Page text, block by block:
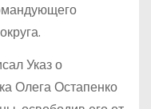
Указ о
Олега Остапенко